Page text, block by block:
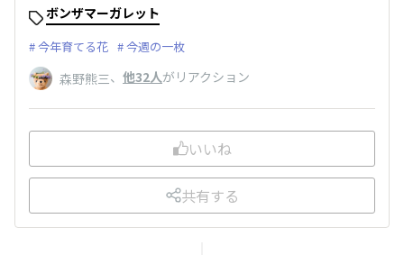
ボンザマーガレット
今年育てる花 今週の一枚
森野熊三、 他32人がリアクション
いいね
共有する